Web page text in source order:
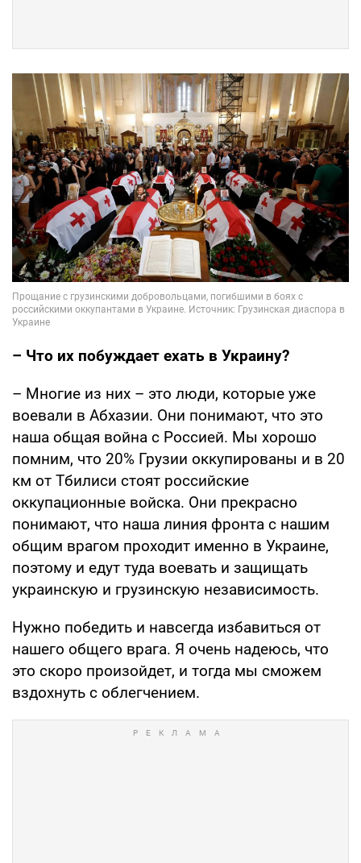
– Что их побуждает ехать в Украину?
– Многие из них – это люди, которые уже
воевали в Абхазии. Они понимают, что это
наша общая война с Россией. Мы хорошо
помним, что 20% Грузии оккупированы и в 20
км от Тбилиси стоят российские
оккупационные войска. Они прекрасно
понимают, что наша линия фронта с нашим
общим врагом проходит именно в Украине,
поэтому и едут туда воевать и защищать
украинскую и грузинскую независимость.
Нужно победить и навсегда избавиться от
нашего общего врага. Я очень надеюсь, что
это скоро произойдет, и тогда мы сможем
вздохнуть с облегчением.